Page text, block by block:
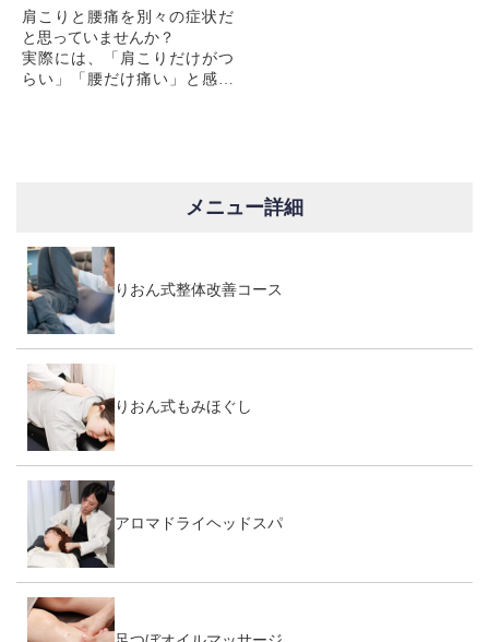
肩こりと腰痛を別々の症状だ
と思っていませんか？
実際には、「肩こりだけがつ
らい」「腰だけ痛い」と感じ
メニュー詳細
りおん式整体改善コース
りおん式もみほぐし
アロマドライヘッドスパ